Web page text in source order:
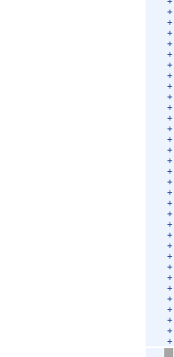
+
+
+
+
+
+
+
+
+
+
+
+
+
+
+
+
+
+
+
+
+
+
+
+
+
+
+
+
+
+
+
+